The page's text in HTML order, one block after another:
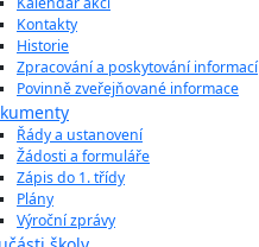
Kontakty
Historie
Zpracování a poskytování informací
Povinně zveřejňované informace
Řády a ustanovení
Žádosti a formuláře
Zápis do 1. třídy
Plány
Výroční zprávy